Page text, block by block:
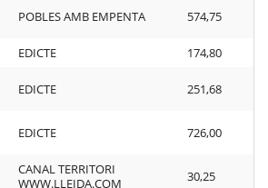
POBLES AMB EMPENTA 574,75
EDICTE
174,80
EDICTE 251,68
EDICTE 726,00
CANAL TERRITORI
WWW.LLEIDA.COM
30,25